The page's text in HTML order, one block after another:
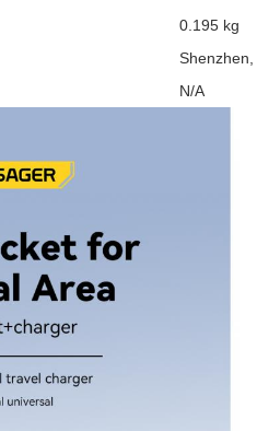
0.195 kg
N/A